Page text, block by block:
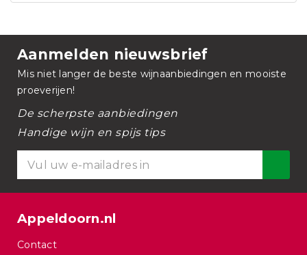
Aanmelden nieuwsbrief
Mis niet langer de beste wijnaanbiedingen en mooiste
proeverijen!
De scherpste aanbiedingen
Handige wijn en spijs tips
Appeldoorn.nl
Contact